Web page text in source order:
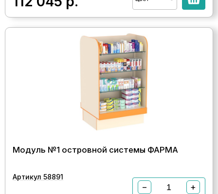
Модуль №1 островной системы ФАРМА
Артикул 58891
− +